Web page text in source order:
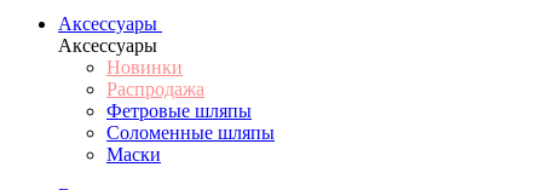
Аксессуары
Аксессуары
Новинки
Распродажа
Фетровые шляпы
Соломенные шляпы
Маски